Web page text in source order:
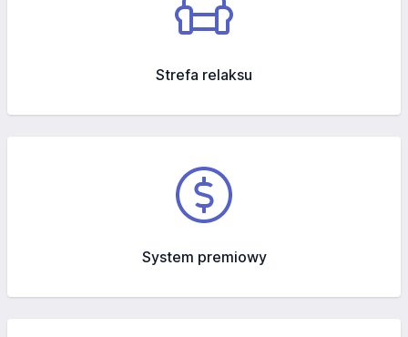
Strefa relaksu
System premiowy